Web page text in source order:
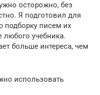
осторожно, без
Я подготовил для
подборку писем их
любого учебника.
больше интереса, чем
использовать